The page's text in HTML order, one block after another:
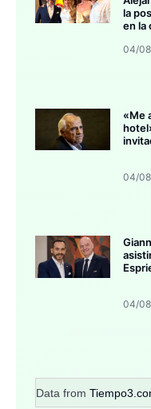
la
en la
04/
«Me
04/
04/
Data from